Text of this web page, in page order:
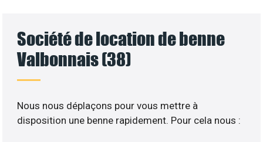
Société de location de benne
Valbonnais (38)
Nous nous déplaçons pour vous mettre à
disposition une benne rapidement. Pour cela nous :